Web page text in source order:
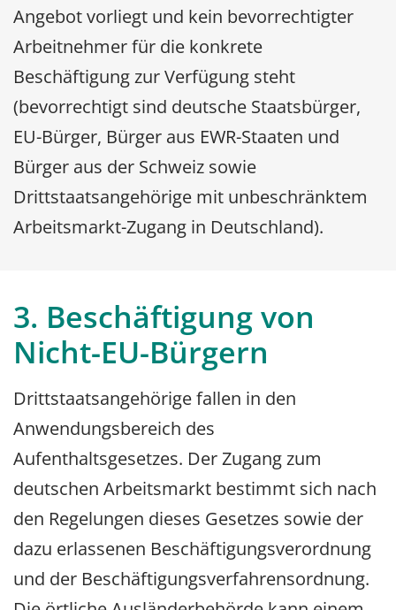
Angebot vorliegt und kein bevorrechtigter
Arbeitnehmer für die konkrete
Beschäftigung zur Verfügung steht
(bevorrechtigt sind deutsche Staatsbürger,
EU-Bürger, Bürger aus EWR-Staaten und
Bürger aus der Schweiz sowie
Drittstaatsangehörige mit unbeschränktem
Arbeitsmarkt-Zugang in Deutschland).
3. Beschäftigung von
Nicht-EU-Bürgern
Drittstaatsangehörige fallen in den
Anwendungsbereich des
Aufenthaltsgesetzes. Der Zugang zum
deutschen Arbeitsmarkt bestimmt sich nach
den Regelungen dieses Gesetzes sowie der
dazu erlassenen Beschäftigungsverordnung
und der Beschäftigungsverfahrensordnung.